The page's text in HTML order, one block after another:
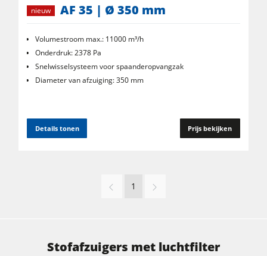
nieuw
AF 35 | Ø 350 mm
Volumestroom max.: 11000 m³/h
Onderdruk: 2378 Pa
Snelwisselsysteem voor spaanderopvangzak
Diameter van afzuiging: 350 mm
Details tonen Prijs bekijken
1
Stofafzuigers met luchtfilter